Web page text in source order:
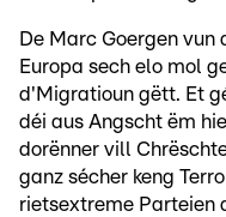
De Marc Goergen
Europa sech elo mol
d'Migratioun gëtt. Et
déi aus Angscht ëm
dorënner vill
ganz sécher keng
rietsextreme Parteien